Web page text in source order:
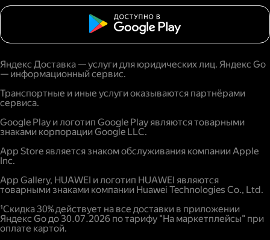
Яндекс Доставка — услуги для юридических лиц. Яндекс Go
— информационный сервис.
Транспортные и иные услуги оказываются партнёрами
сервиса.
Google Play и логотип Google Play являются товарными
знаками корпорации Google LLC.
App Store является знаком обслуживания компании Apple
Inc.
App Gallery, HUAWEI и логотип HUAWEI являются
товарными знаками компании Huawei Technologies Co., Ltd.
¹Скидка 30% действует на все доставки в приложении
Яндекс Go до 30.07.2026 по тарифу "На маркетплейсы" при
оплате картой.